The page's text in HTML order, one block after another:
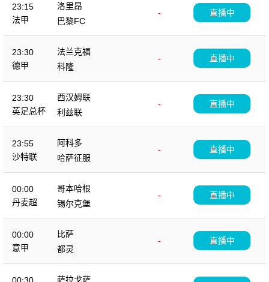
23:15
法甲
洛里昂
-
巴黎FC
直播中
23:30
德甲
法兰克福
-
科隆
直播中
23:30
英足总杯
西汉姆联
-
利兹联
直播中
23:55
沙特联
阿科多
-
哈萨征服
直播中
00:00
丹麦超
哥本哈根
-
锡尔克堡
直播中
00:00
意甲
比萨
-
都灵
直播中
萨拉戈萨